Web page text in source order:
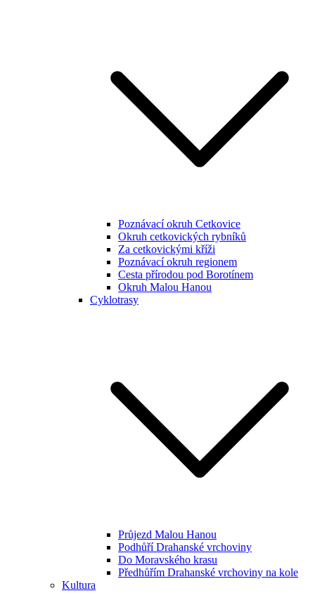
Poznávací okruh Cetkovice
Okruh cetkovických rybníků
Za cetkovickými kříži
Poznávací okruh regionem
Cesta přírodou pod Borotínem
Okruh Malou Hanou
Cyklotrasy
Průjezd Malou Hanou
Podhůří Drahanské vrchoviny
Do Moravského krasu
Předhůřím Drahanské vrchoviny na kole
Kultura